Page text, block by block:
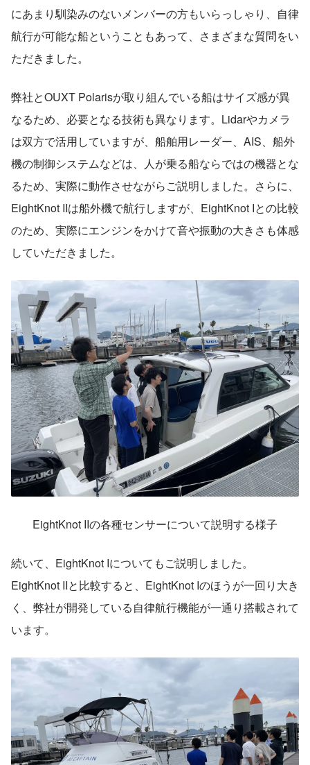
にあまり馴染みのないメンバーの方もいらっしゃり、自律
航行が可能な船ということもあって、さまざまな質問をい
ただきました。
弊社とOUXT Polarisが取り組んでいる船はサイズ感が異
なるため、必要となる技術も異なります。Lidarやカメラ
は双方で活用していますが、船舶用レーダー、AIS、船外
機の制御システムなどは、人が乗る船ならではの機器とな
るため、実際に動作させながらご説明しました。さらに、
EightKnot IIは船外機で航行しますが、EightKnot Iとの比較
のため、実際にエンジンをかけて音や振動の大きさも体感
していただきました。
EightKnot IIの各種センサーについて説明する様子
続いて、EightKnot Iについてもご説明しました。
EightKnot IIと比較すると、EightKnot Iのほうが一回り大き
く、弊社が開発している自律航行機能が一通り搭載されて
います。